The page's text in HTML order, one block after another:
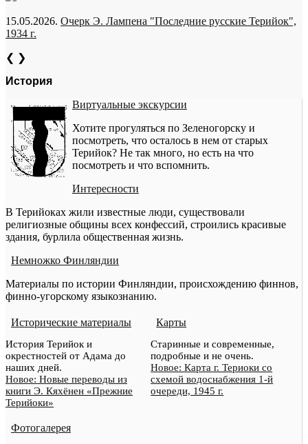
15.05.2026. Очерк Э. Лампена "Последние русские Терийок",
1934 г.
❮ ❯
История
Виртуальные экскурсии
Хотите прогуляться по Зеленогорску и
посмотреть, что осталось в нем от старых
Терийок? Не так много, но есть на что
посмотреть и что вспомнить.
Интересности
В Терийоках жили известные люди, существовали
религиозные общины всех конфессий, строились красивые
здания, бурлила общественная жизнь.
Немножко Финляндии
Материалы по истории Финляндии, происхождению финнов,
финно-угорскому языкознанию.
Исторические материалы
История Терийок и
окрестностей от Адама до
наших дней.
Новое: Новые переводы из
книги Э. Кяхёнен «Прежние
Терийоки»
Карты
Старинные и современные,
подробные и не очень.
Новое: Карта г. Териоки со
схемой водоснабжения 1-й
очереди, 1945 г.
Фотогалерея